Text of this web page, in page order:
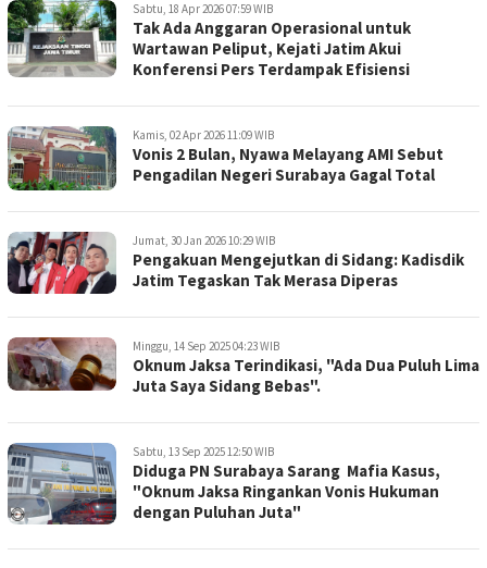
Sabtu, 18 Apr 2026 07:59 WIB
Tak Ada Anggaran Operasional untuk
Wartawan Peliput, Kejati Jatim Akui
Konferensi Pers Terdampak Efisiensi
Kamis, 02 Apr 2026 11:09 WIB
Vonis 2 Bulan, Nyawa Melayang AMI Sebut
Pengadilan Negeri Surabaya Gagal Total
Jumat, 30 Jan 2026 10:29 WIB
Pengakuan Mengejutkan di Sidang: Kadisdik
Jatim Tegaskan Tak Merasa Diperas
Minggu, 14 Sep 2025 04:23 WIB
Oknum Jaksa Terindikasi, "Ada Dua Puluh Lima
Juta Saya Sidang Bebas".
Sabtu, 13 Sep 2025 12:50 WIB
Diduga PN Surabaya Sarang Mafia Kasus,
"Oknum Jaksa Ringankan Vonis Hukuman
dengan Puluhan Juta"